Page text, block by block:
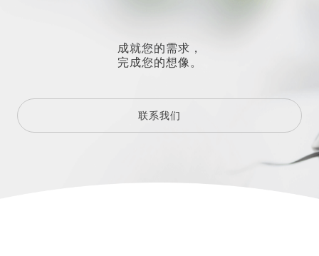
成就您的需求，
完成您的想像。
联系我们